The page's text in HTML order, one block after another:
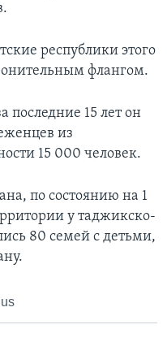
республики этого
флангом.
последние 15 лет он
из
15 000 человек.
по состоянию на 1
у таджикско-
80 семей с детьми,